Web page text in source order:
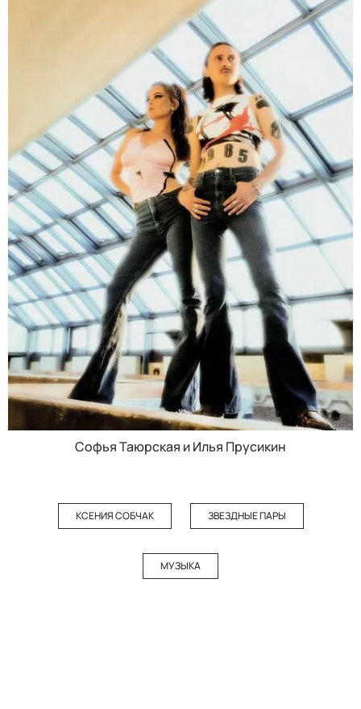
Софья Таюрская и Илья Прусикин
КСЕНИЯ СОБЧАК ЗВЕЗДНЫЕ ПАРЫ
МУЗЫКА